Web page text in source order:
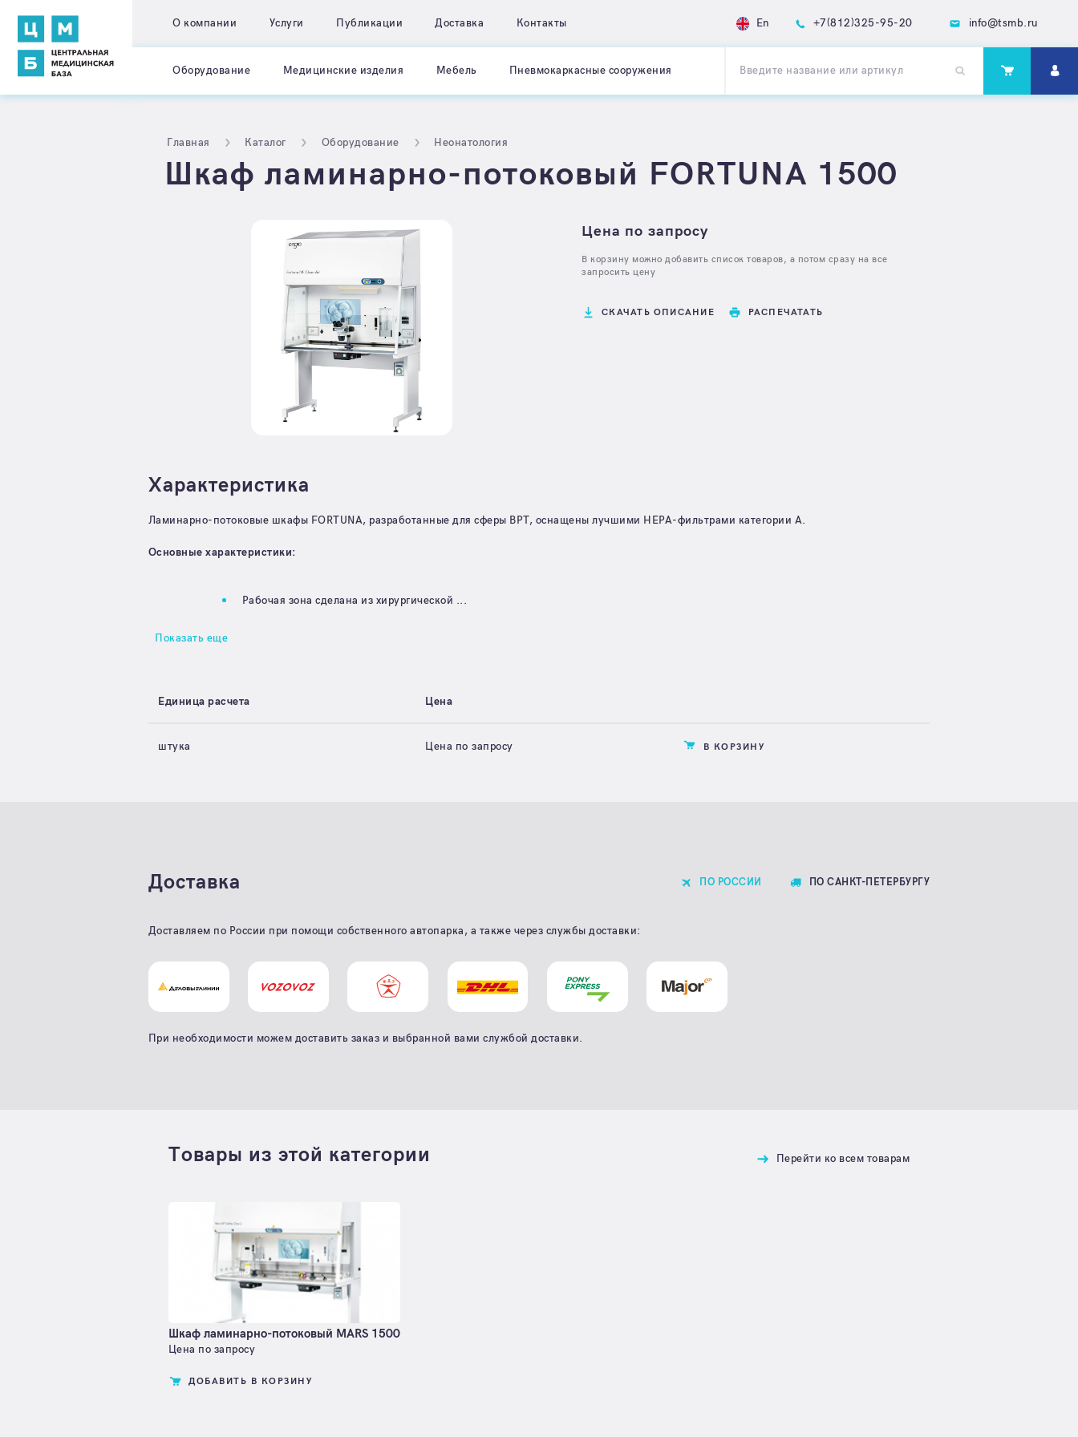
О компании Услуги Публикации Доставка Контакты En +7(812)325-95-20 info@tsmb.ru
Оборудование Медицинские изделия Мебель Пневмокаркасные сооружения
Главная Каталог Оборудование Неонатология
Шкаф ламинарно-потоковый FORTUNA 1500
Цена по запросу
В корзину можно добавить список товаров, а потом сразу на все
запросить цену
СКАЧАТЬ ОПИСАНИЕ РАСПЕЧАТАТЬ
Характеристика
Ламинарно-потоковые шкафы FORTUNA, разработанные для сферы ВРТ, оснащены лучшими HEPA-фильтрами категории А.
Основные характеристики:
Рабочая зона сделана из хирургической ...
Показать еще
Единица расчета Цена
штука Цена по запросу В КОРЗИНУ
ПО РОССИИ ПО САНКТ-ПЕТЕРБУРГУ
Доставка
Доставляем по России при помощи собственного автопарка, а также через службы доставки:
При необходимости можем доставить заказ и выбранной вами службой доставки.
Товары из этой категории Перейти ко всем товарам
Шкаф ламинарно-потоковый MARS 1500
Цена по запросу
ДОБАВИТЬ В КОРЗИНУ